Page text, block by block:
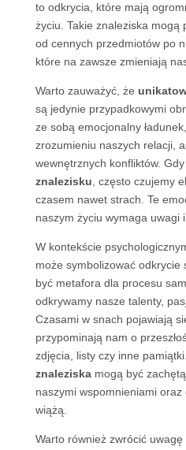
to odkrycia, które mają
życiu. Takie znaleziska mogą
od cennych przedmiotów po
które na zawsze zmieniają
Warto zauważyć, że
są jedynie przypadkowymi
ze sobą emocjonalny
zrozumieniu naszych relacji,
wewnętrznych konfliktów.
znalezisku , często czujemy
czasem nawet strach. Te
naszym życiu wymaga uwagi i
W kontekście
może symbolizować odkrycie
być metafora dla procesu
odkrywamy nasze talenty,
Czasami w snach pojawiają
przypominają nam o
zdjęcia, listy czy inne
znaleziskamogą być
naszymi wspomnieniami
wiążą.
Warto również zwrócić